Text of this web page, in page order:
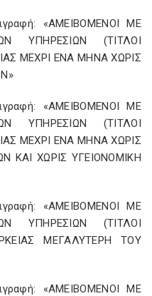
«ΑΜΕΙΒΟΜΕΝΟΙ ΜΕ
ΥΠΗΡΕΣΙΩΝ (ΤΙΤΛΟΙ
ΜΕΧΡΙ ΕΝΑ ΜΗΝΑ ΧΩΡΙΣ
«ΑΜΕΙΒΟΜΕΝΟΙ ΜΕ
ΥΠΗΡΕΣΙΩΝ (ΤΙΤΛΟΙ
ΜΕΧΡΙ ΕΝΑ ΜΗΝΑ ΧΩΡΙΣ
ΚΑΙ ΧΩΡΙΣ ΥΓΕΙΟΝΟΜΙΚΗ
«ΑΜΕΙΒΟΜΕΝΟΙ ΜΕ
ΥΠΗΡΕΣΙΩΝ (ΤΙΤΛΟΙ
ΜΕΓΑΛΥΤΕΡΗ ΤΟΥ
«ΑΜΕΙΒΟΜΕΝΟΙ ΜΕ